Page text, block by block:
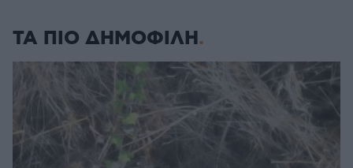
ΤΑ ΠΙΟ ΔΗΜΟΦΙΛΗ